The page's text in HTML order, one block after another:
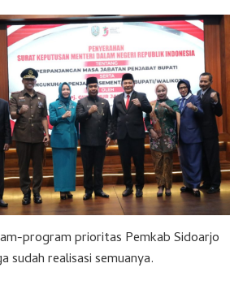
program prioritas Pemkab Sidoarjo
sudah realisasi semuanya.